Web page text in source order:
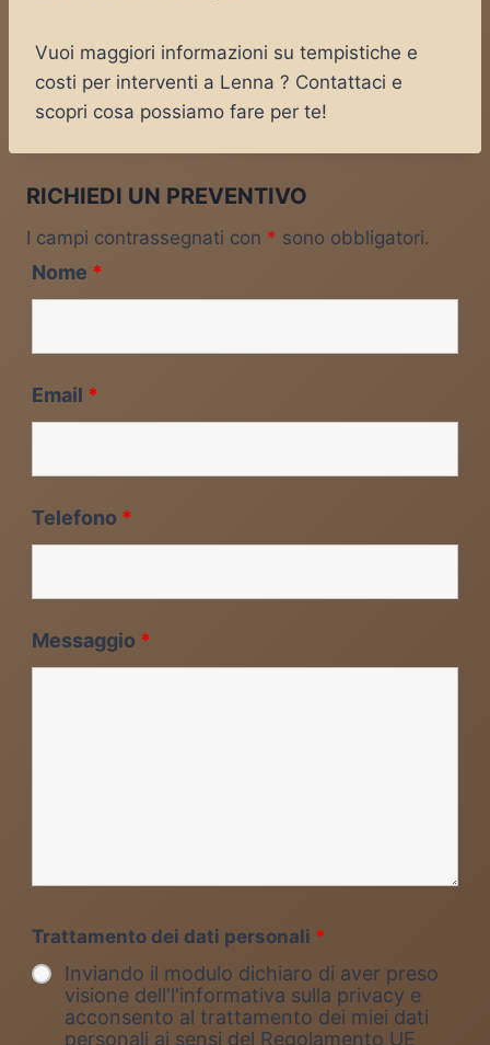
Vuoi maggiori informazioni su tempistiche e
costi per interventi a Lenna ? Contattaci e
scopri cosa possiamo fare per te!
RICHIEDI UN PREVENTIVO
I campi contrassegnati con * sono obbligatori.
Nome *
Email *
Telefono *
Messaggio *
Trattamento dei dati personali *
Inviando il modulo dichiaro di aver preso
visione dell'l'informativa sulla privacy e
acconsento al trattamento dei miei dati
personali ai sensi del Regolamento UE